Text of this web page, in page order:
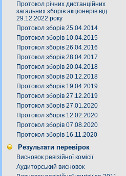
Протокол річних дистанційних
загальних зборів акціонерів від
29.12.2022 року
Протокол зборів 25.04.2014
Протокол зборів 10.04.2015
Протокол зборів 26.04.2016
Протокол зборів 28.04.2017
Протокол зборів 20.04.2018
Протокол зборів 20.12.2018
Протокол зборів 19.04.2019
Протокол зборів 27.12.2019
Протокол зборів 27.01.2020
Протокол зборів 12.02.2020
Протокол зборів 07.08.2020
Протокол зборів 16.11.2020
Результати перевірок
Висновок ревізійної комісії
Аудиторський висновок